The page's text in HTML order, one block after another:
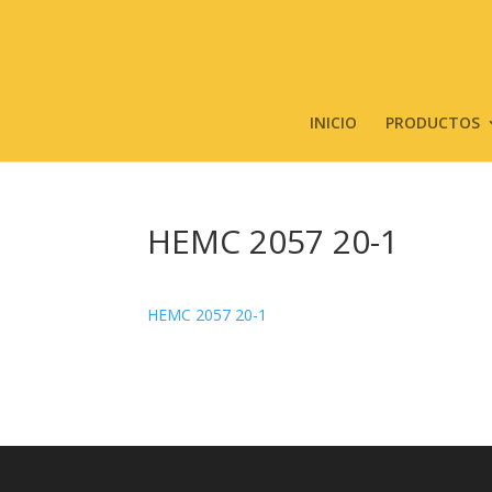
INICIO PRODUCTOS
HEMC 2057 20-1
HEMC 2057 20-1